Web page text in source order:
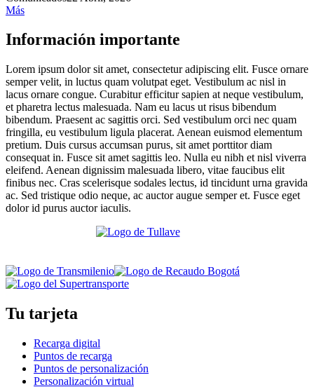
Más
Información importante
Lorem ipsum dolor sit amet, consectetur adipiscing elit. Fusce ornare
semper velit, in luctus quam volutpat eget. Vestibulum ac nisl in
lacus ornare congue. Curabitur efficitur sapien at neque vestibulum,
et pharetra lectus malesuada. Nam eu lacus ut risus bibendum
bibendum. Praesent ac sagittis orci. Sed vestibulum orci nec quam
fringilla, eu vestibulum ligula placerat. Aenean euismod elementum
pretium. Duis cursus accumsan purus, sit amet porttitor diam
consequat in. Fusce sit amet sagittis leo. Nulla eu nibh et nisl viverra
eleifend. Aenean dignissim malesuada libero, vitae faucibus elit
finibus nec. Cras scelerisque sodales lectus, id tincidunt urna gravida
ac. Sed tristique odio neque, ac auctor augue semper et. Fusce eget
dolor id purus auctor iaculis.
Tu tarjeta
Recarga digital
Puntos de recarga
Puntos de personalización
Personalización virtual